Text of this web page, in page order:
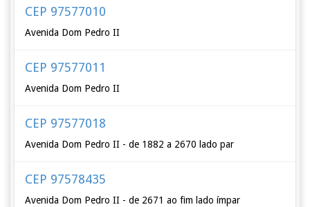
CEP 97577010
Avenida Dom Pedro II
CEP 97577011
Avenida Dom Pedro II
CEP 97577018
Avenida Dom Pedro II - de 1882 a 2670 lado par
CEP 97578435
Avenida Dom Pedro II - de 2671 ao fim lado ímpar